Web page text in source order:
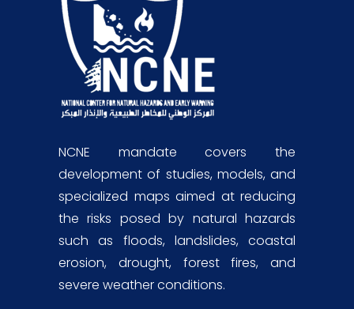
NCNE mandate covers the
development of studies, models, and
specialized maps aimed at reducing
the risks posed by natural hazards
such as floods, landslides, coastal
erosion, drought, forest fires, and
severe weather conditions.